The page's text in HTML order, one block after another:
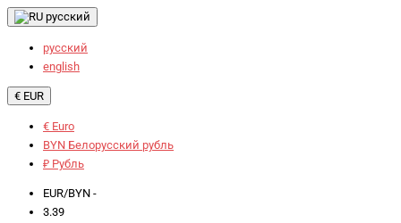
русский
русский
english
€ EUR
€ Euro
BYN Белорусский рубль
₽ Рубль
EUR/BYN -
3.39